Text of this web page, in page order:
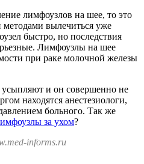
лимфоузлов на шее, то это
методами вылечиться уже
быстро, но последствия
Лимфоузлы на шее
при раке молочной железы
и он совершенно не
находятся анестезиологи,
больного. Так же
за ухом?
informs.ru